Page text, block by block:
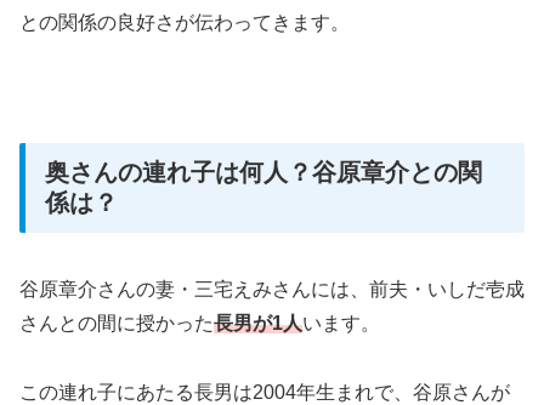
との関係の良好さが伝わってきます。
奥さんの連れ子は何人？谷原章介との関
係は？
谷原章介さんの妻・三宅えみさんには、前夫・いしだ壱成
さんとの間に授かった長男が1人います。
この連れ子にあたる長男は2004年生まれで、谷原さんが